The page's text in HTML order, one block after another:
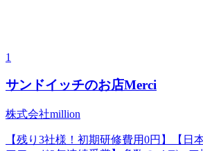
1
サンドイッチのお店Merci
株式会社million
【残り3社様！初期研修費用0円】【⽇